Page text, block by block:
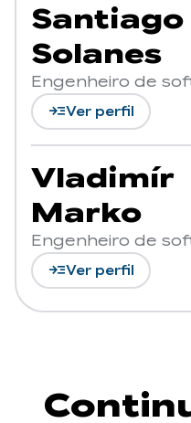
Santiago
Solanes
Engenheiro de
read_moreVer perfil
Vladimír
Marko
Engenheiro de
read_moreVer perfil